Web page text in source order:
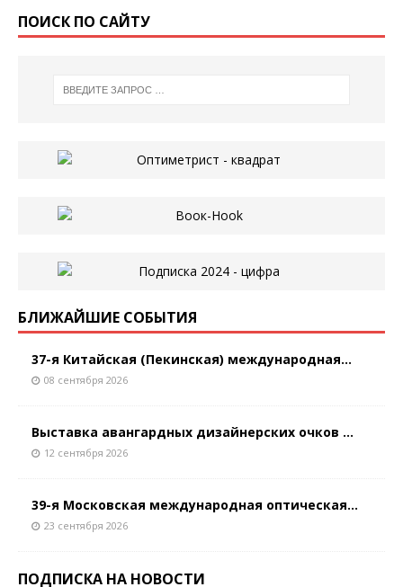
ПОИСК ПО САЙТУ
БЛИЖАЙШИЕ СОБЫТИЯ
37-я Китайская (Пекинская) международная...
08 сентября 2026
Выставка авангардных дизайнерских очков ...
12 сентября 2026
39-я Московская международная оптическая...
23 сентября 2026
ПОДПИСКА НА НОВОСТИ